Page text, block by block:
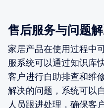
售后服务与问题
家居产品在使用过程中
服系统可以通过知识库
客户进行自助排查和维
解决的问题，系统可以
人员跟进处理，确保客